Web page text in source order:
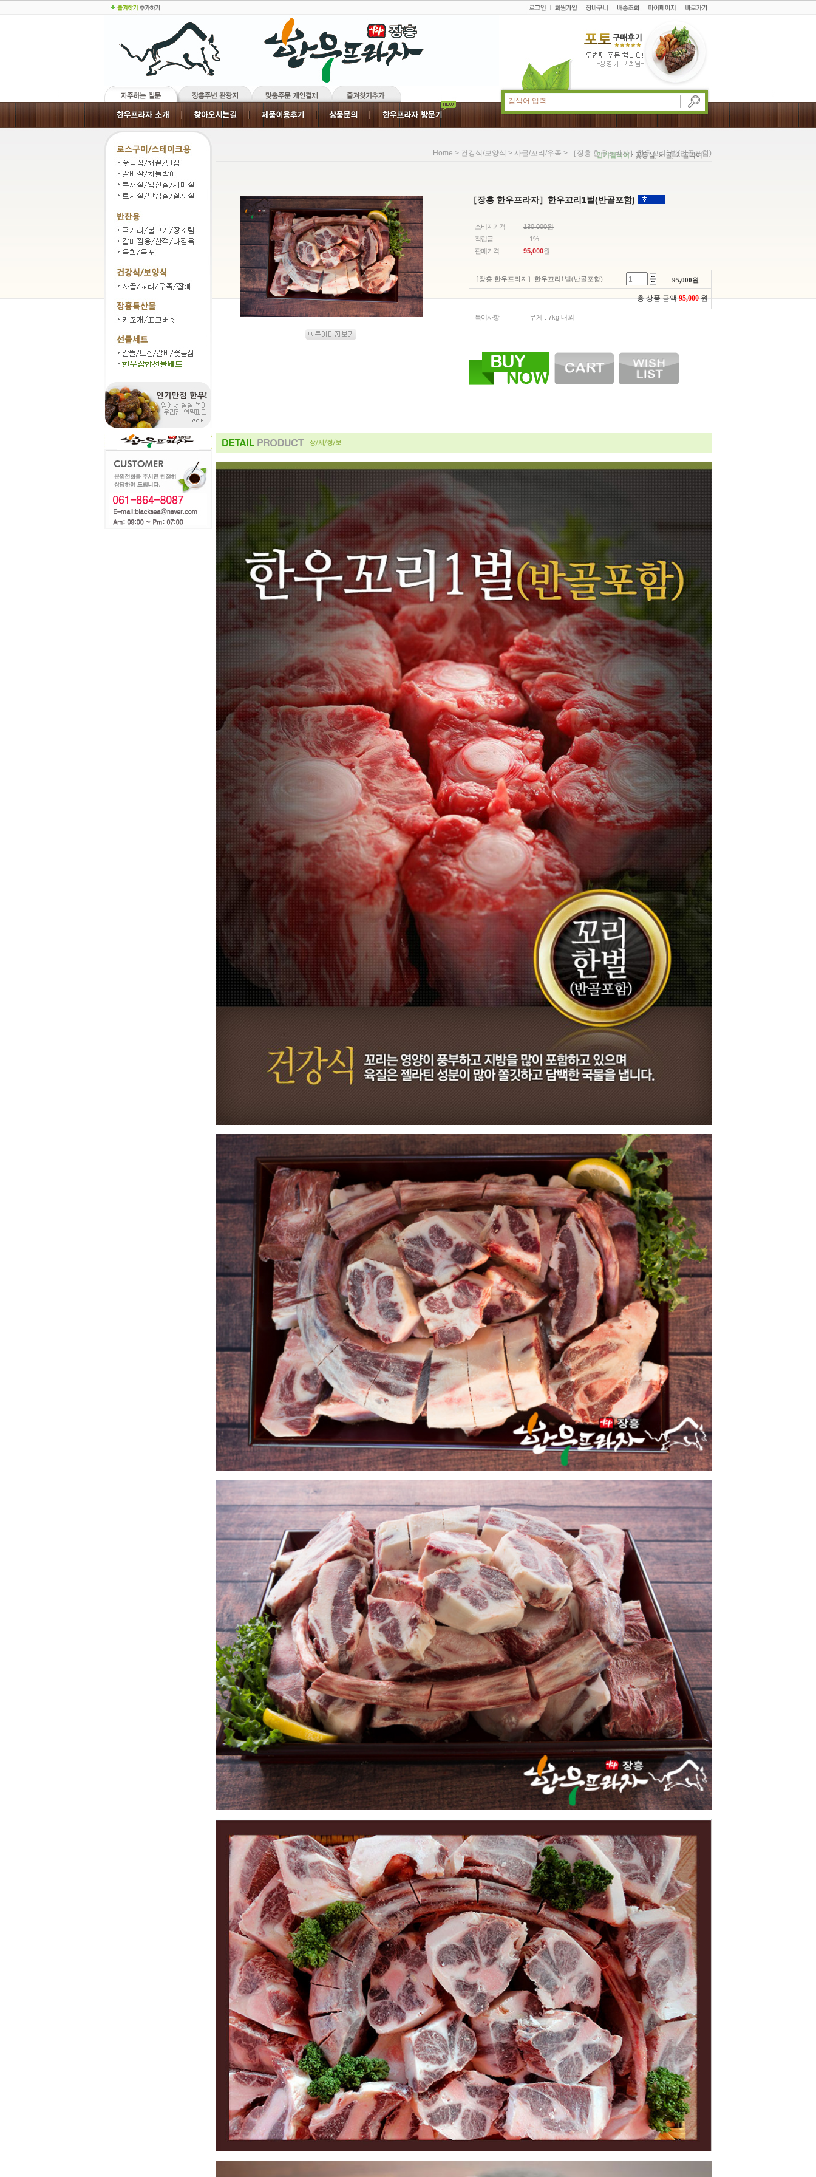
인기검색어: 꽃등심, 사골, 차돌박이
Home > 건강식/보양식 > 사골/꼬리/우족 > ［장흥 한우프라자］한우꼬리1벌(반골포함)
［장흥 한우프라자］한우꼬리1벌(반골포함)
소비자가격
130,000원
적립금
1%
판매가격
95,000원
［장흥 한우프라자］한우꼬리1벌(반골포함) 95,000원
총 상품 금액 95,000 원
특이사항 무게 : 7kg 내외